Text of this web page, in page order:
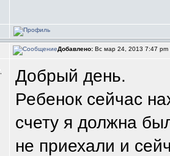
Добавлено: Вс мар 24, 2013 7:47 pm
Добрый день.
Ребенок сейчас
счету я должна
не приехали и